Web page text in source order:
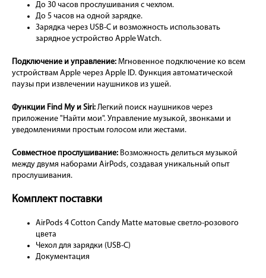
До 30 часов прослушивания с чехлом.
До 5 часов на одной зарядке.
Зарядка через USB-C и возможность использовать
зарядное устройство Apple Watch.
Подключение и управление: Мгновенное подключение ко всем
устройствам Apple через Apple ID. Функция автоматической
паузы при извлечении наушников из ушей.
Функции Find My и Siri: Легкий поиск наушников через
приложение "Найти мои". Управление музыкой, звонками и
уведомлениями простым голосом или жестами.
Совместное прослушивание: Возможность делиться музыкой
между двумя наборами AirPods, создавая уникальный опыт
прослушивания.
Комплект поставки
AirPods 4 Cotton Candy Matte матовые светло-розового
цвета
Чехол для зарядки (USB-C)
Документация